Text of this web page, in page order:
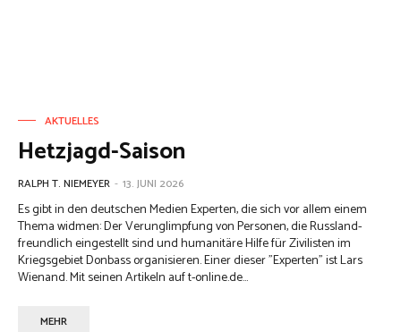
AKTUELLES
Hetzjagd-Saison
RALPH T. NIEMEYER - 13. JUNI 2026
Es gibt in den deutschen Medien Experten, die sich vor allem einem
Thema widmen: Der Verunglimpfung von Personen, die Russland-
freundlich eingestellt sind und humanitäre Hilfe für Zivilisten im
Kriegsgebiet Donbass organisieren. Einer dieser "Experten" ist Lars
Wienand. Mit seinen Artikeln auf t-online.de...
MEHR